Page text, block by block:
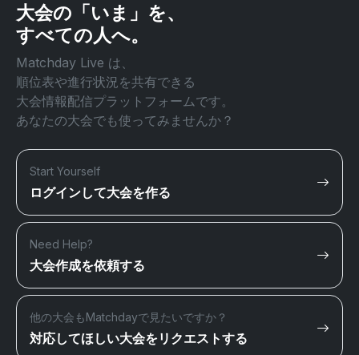
大会の「いま」を、
すべての人へ。
Matchday Live は、
順位表や進行状況を共有できる
大会情報配信プラットフォームです。
あなたの大会でも使ってみませんか？
Start Yourself
ログインして大会を作る
Need Help?
大会作成を依頼する
他の大会もMatchdayで見たいですか？
対応してほしい大会をリクエストする